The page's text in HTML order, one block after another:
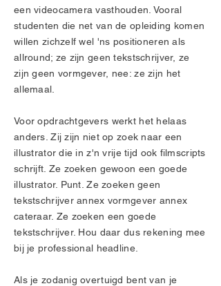
een videocamera vasthouden. Vooral
studenten die net van de opleiding komen
willen zichzelf wel 'ns positioneren als
allround; ze zijn geen tekstschrijver, ze
zijn geen vormgever, nee: ze zijn het
allemaal.
Voor opdrachtgevers werkt het helaas
anders. Zij zijn niet op zoek naar een
illustrator die in z'n vrije tijd ook filmscripts
schrijft. Ze zoeken gewoon een goede
illustrator. Punt. Ze zoeken geen
tekstschrijver annex vormgever annex
cateraar. Ze zoeken een goede
tekstschrijver. Hou daar dus rekening mee
bij je professional headline.
Als je zodanig overtuigd bent van je